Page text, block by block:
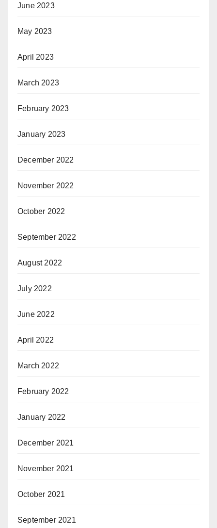
June 2023
May 2023
April 2023
March 2023
February 2023
January 2023
December 2022
November 2022
October 2022
September 2022
August 2022
July 2022
June 2022
April 2022
March 2022
February 2022
January 2022
December 2021
November 2021
October 2021
September 2021